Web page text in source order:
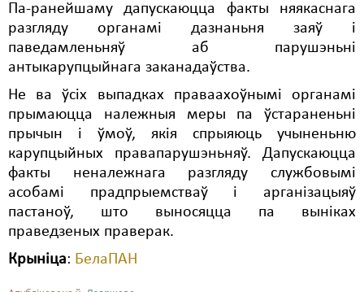
Па-ранейшаму дапускаюцца факты няякаснага
разгляду органамі дазнаньня заяў і
паведамленьняў аб парушэньні
антыкарупцыйнага заканадаўства.
Не ва ўсіх выпадках праваахоўнымі органамі
прымаюцца належныя меры па ўстараненьні
прычын і ўмоў, якія спрыяюць учыненьню
карупцыйных правапарушэньняў. Дапускаюцца
факты неналежнага разгляду службовымі
асобамі прадпрыемстваў і арганізацыяў
пастаноў, што выносяцца па выніках
праведзеных праверак.
Крыніца: БелаПАН